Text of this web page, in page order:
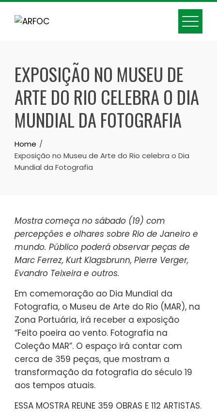
Skip
EXPOSIÇÃO NO MUSEU DE
ARTE DO RIO CELEBRA O DIA
MUNDIAL DA FOTOGRAFIA
Home
Exposição no Museu de Arte do Rio celebra o Dia
Mundial da Fotografia
Mostra começa no sábado (19) com
percepções e olhares sobre Rio de Janeiro e
mundo. Público poderá observar peças de
Marc Ferrez, Kurt Klagsbrunn, Pierre Verger,
Evandro Teixeira e outros.
Em comemoração ao Dia Mundial da
Fotografia, o Museu de Arte do Rio (MAR), na
Zona Portuária, irá receber a exposição
“Feito poeira ao vento. Fotografia na
Coleção MAR”. O espaço irá contar com
cerca de 359 peças, que mostram a
transformação da fotografia do século 19
aos tempos atuais.
ESSA MOSTRA REUNE 359 OBRAS E 112 ARTISTAS.